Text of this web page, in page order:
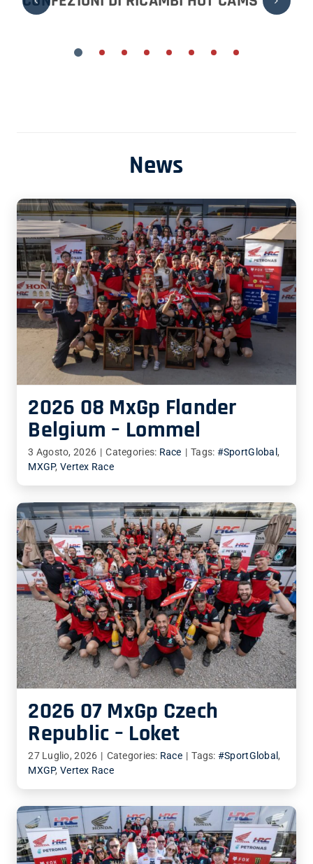
News
2026 08 MxGp Flander
Belgium – Lommel
3 Agosto, 2026 | Categories: Race | Tags: #SportGlobal ,
MXGP, Vertex Race
2026 07 MxGp Czech
Republic – Loket
27 Luglio, 2026 | Categories: Race | Tags: #SportGlobal,
MXGP, Vertex Race